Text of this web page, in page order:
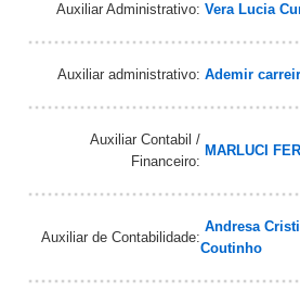
Auxiliar Administrativo: Vera Lucia
Auxiliar administrativo: Ademir
Auxiliar Contabil /
Financeiro:
MARLUCI
Auxiliar de Contabilidade:
Andresa
Coutinho